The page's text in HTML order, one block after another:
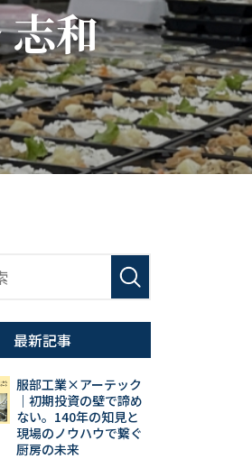
志和
最新記事
服部工業×アーテック
｜初期投資の壁で諦め
ない。140年の知見と
現場のノウハウで繋ぐ
厨房の未来